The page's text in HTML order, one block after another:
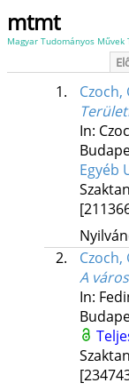
mtmt
Magyar Tudományos Művek
1.
In:
Egyéb
2.
A
In: